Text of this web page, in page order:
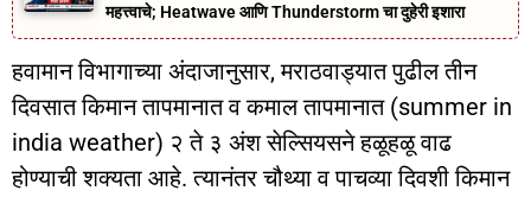
महत्त्वाचे; Heatwave आणि Thunderstorm चा दुहेरी इशारा
हवामान विभागाच्या अंदाजानुसार, मराठवाड्यात पुढील तीन
दिवसात किमान तापमानात व कमाल तापमानात (summer in
india weather) २ ते ३ अंश सेल्सियसने हळूहळू वाढ
होण्याची शक्यता आहे. त्यानंतर चौथ्या व पाचव्या दिवशी किमान